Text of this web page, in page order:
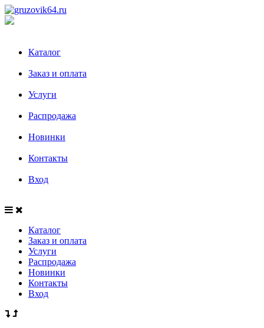
Каталог
Заказ и оплата
Услуги
Распродажа
Новинки
Контакты
Вход
Каталог
Заказ и оплата
Услуги
Распродажа
Новинки
Контакты
Вход